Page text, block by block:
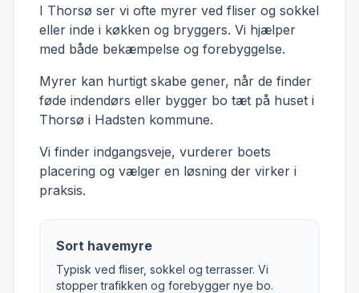
I Thorsø ser vi ofte myrer ved fliser og sokkel
eller inde i køkken og bryggers. Vi hjælper
med både bekæmpelse og forebyggelse.
Myrer kan hurtigt skabe gener, når de finder
føde indendørs eller bygger bo tæt på huset i
Thorsø i Hadsten kommune.
Vi finder indgangsveje, vurderer boets
placering og vælger en løsning der virker i
praksis.
Sort havemyre
Typisk ved fliser, sokkel og terrasser. Vi
stopper trafikken og forebygger nye bo.